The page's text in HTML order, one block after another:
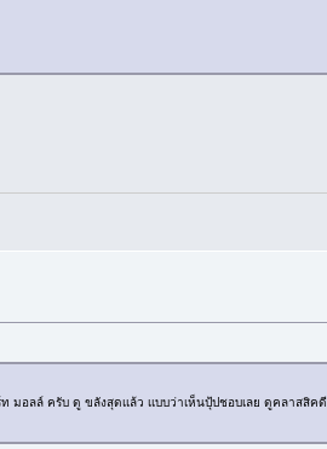
มอลล์ ครับ ดู ขลังสุดเเล้ว เเบบว่าเห็นปุ้ปชอบเลย ดูคลาสสิคดี